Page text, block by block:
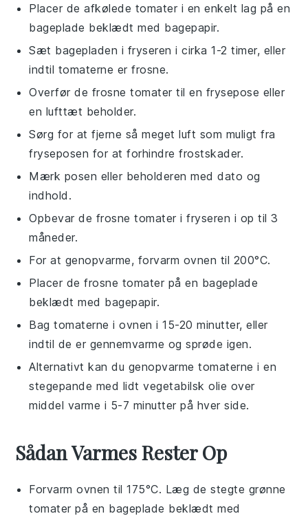
Placer de afkølede tomater i en enkelt lag på en
bageplade beklædt med bagepapir.
Sæt bagepladen i fryseren i cirka 1-2 timer, eller
indtil tomaterne er frosne.
Overfør de frosne tomater til en frysepose eller
en lufttæt beholder.
Sørg for at fjerne så meget luft som muligt fra
fryseposen for at forhindrefrostskader.
Mærk posen eller beholderen med dato og
indhold.
Opbevar de frosne tomater i fryseren i op til 3
måneder.
For at genopvarme, forvarm ovnen til 200°C.
Placer de frosne tomater på en bageplade
beklædt med bagepapir.
Bag tomaterne i ovnen i 15-20 minutter, eller
indtil de er gennemvarme og sprøde igen.
Alternativt kan du genopvarme tomaterne i en
stegepande med lidtvegetabilsk olie over
middel varme i 5-7 minutter på hver side.
Sådan Varmes Rester Op
Forvarm ovnen til 175°C. Læg destegte grønne
tomater på en bageplade beklædt med